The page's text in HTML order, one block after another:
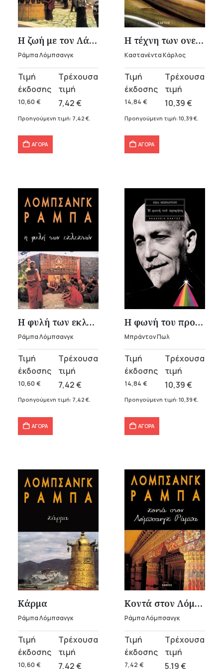
Η ζωή με τον Λάμα
Ράμπα Λόμπσανγκ
10,60 €
Original
price
was:
10,60 €.
7,42€
Η
τρέχουσα
τιμή
Προηγούμενη τιμή: 7,42 €
ΑΓΟΡΑ
Η τέχνη των ονείρων
Καστανέντα Κάρλος
14,84 €
Original
price
was:
14,84 €.
10,39€
Η
τρέχουσα
τιμή
Προηγούμενη τιμή: 10,39 €
ΑΓΟΡΑ
Η φυλή των εκλεκτών
Ράμπα Λόμπσανγκ
10,60 €
Original
price
was:
10,60 €.
7,42€
Η
τρέχουσα
τιμή
είναι:
Προηγούμενη τιμή: 7,42 €.
ΑΓΟΡΑ
Η φωνή του προφήτη
Μπράντον Πωλ
14,84 €
Original
price
was:
14,84 €.
10,39€
Η
τρέχουσα
τιμή
είναι:
Προηγούμενη τιμή: 10,39 €.
ΑΓΟΡΑ
Κάρμα
Ράμπα Λόμπσανγκ
10,60 €
Original
price
was:
7,42€
Η
τρέχουσα
τιμή
Κοντά στον Λόμπσανγκ Ράμπα
Ράμπα Λόμπσανγκ
7,42 €
Original
price
was:
5,19€
Η
τρέχουσα
τιμή